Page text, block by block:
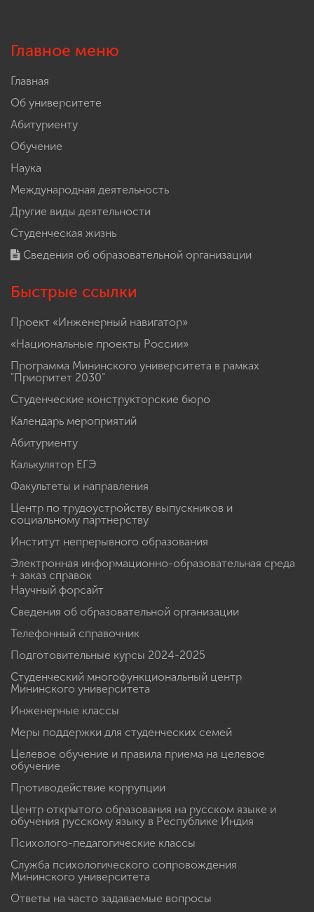
Главное меню
Главная
Об университете
Абитуриенту
Обучение
Наука
Международная деятельность
Другие виды деятельности
Студенческая жизнь
Сведения об образовательной организации
Быстрые ссылки
Проект «Инженерный навигатор»
«Национальные проекты России»
Программа Мининского университета в рамках
"Приоритет 2030"
Студенческие конструкторские бюро
Календарь мероприятий
Абитуриенту
Калькулятор ЕГЭ
Факультеты и направления
Центр по трудоустройству выпускников и
социальному партнерству
Институт непрерывного образования
Электронная информационно-образовательная среда
+ заказ справок
Научный форсайт
Сведения об образовательной организации
Телефонный справочник
Подготовительные курсы 2024-2025
Студенческий многофункциональный центр
Мининского университета
Инженерные классы
Меры поддержки для студенческих семей
Целевое обучение и правила приема на целевое
обучение
Противодействие коррупции
Центр открытого образования на русском языке и
обучения русскому языку в Республике Индия
Психолого-педагогические классы
Служба психологического сопровождения
Мининского университета
Ответы на часто задаваемые вопросы